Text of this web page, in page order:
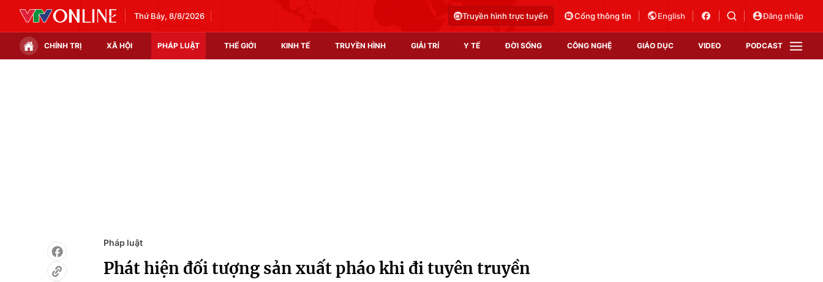
Thứ Bảy, 8/8/2026 Truyền hình trực tuyến Cổng thông tin English Đăng nhập
CHÍNH TRỊ XÃ HỘI PHÁP LUẬT THẾ GIỚI KINH TẾ TRUYỀN HÌNH GIẢI TRÍ Y TẾ ĐỜI SỐNG CÔNG NGHỆ GIÁO DỤC VIDEO PODCAST
Infographic
Pháp luật
Phát hiện đối tượng sản xuất pháo khi đi tuyên truyền